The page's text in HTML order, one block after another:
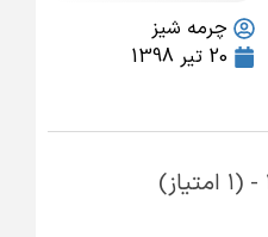
چرمه شیز
20 تیر 1398